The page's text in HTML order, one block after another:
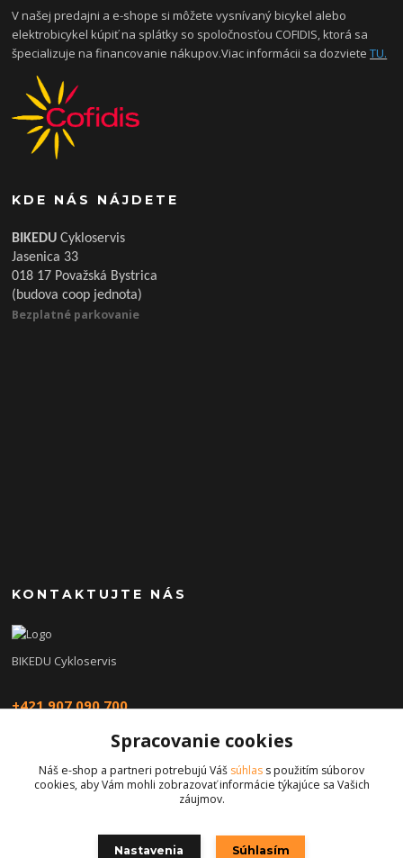
V našej predajni a e-shope si môžete vysnívaný bicykel alebo
elektrobicykel kúpiť na splátky so spoločnosťou COFIDIS, ktorá sa
špecializuje na financovanie nákupov.Viac informácii sa dozvieteTU.
KDE NÁS NÁJDETE
BIKEDUCykloservis
Jasenica 33
018 17 Považská Bystrica
(budova coop jednota)
Bezplatné parkovanie
KONTAKTUJTE NÁS
BIKEDU Cykloservis
+421 907 090 700
eshop@bikedu.sk
Spracovanie cookies
Náš e-shop a partneri potrebujú Váš súhlas s použitím súborov
cookies, aby Vám mohli zobrazovať informácie týkajúce sa Vašich
záujmov.
Nastavenia Súhlasím